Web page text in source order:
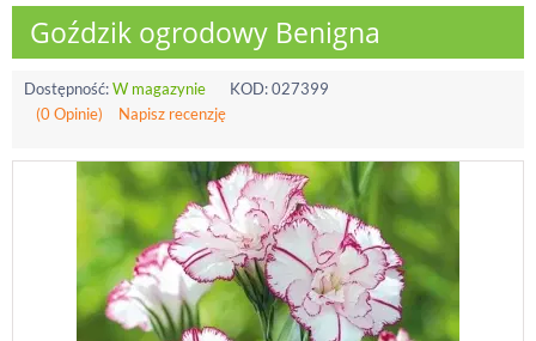
Goździk ogrodowy Benigna
Dostępność:W magazynie KOD:027399
(0 Opinie)
Napisz recenzję